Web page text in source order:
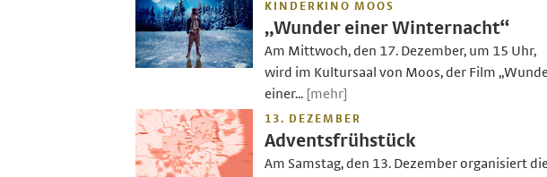
KINDERKINO MOOS
„Wunder einer Winternacht“
Am Mittwoch, den 17. Dezember, um 15 Uhr,
wird im Kultursaal von Moos, der Film
einer... [mehr]
13. DEZEMBER
Adventsfrühstück
Am Samstag, den 13. Dezember organisiert